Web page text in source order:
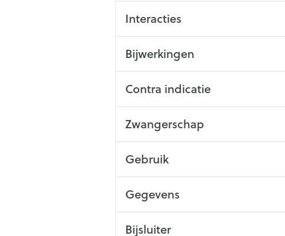
Interacties
Bijwerkingen
Contra indicatie
Zwangerschap
Gebruik
Gegevens
Bijsluiter